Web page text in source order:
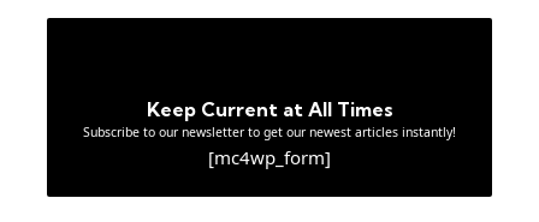
Keep Current at All Times
Subscribe to our newsletter to get our newest articles instantly!
[mc4wp_form]